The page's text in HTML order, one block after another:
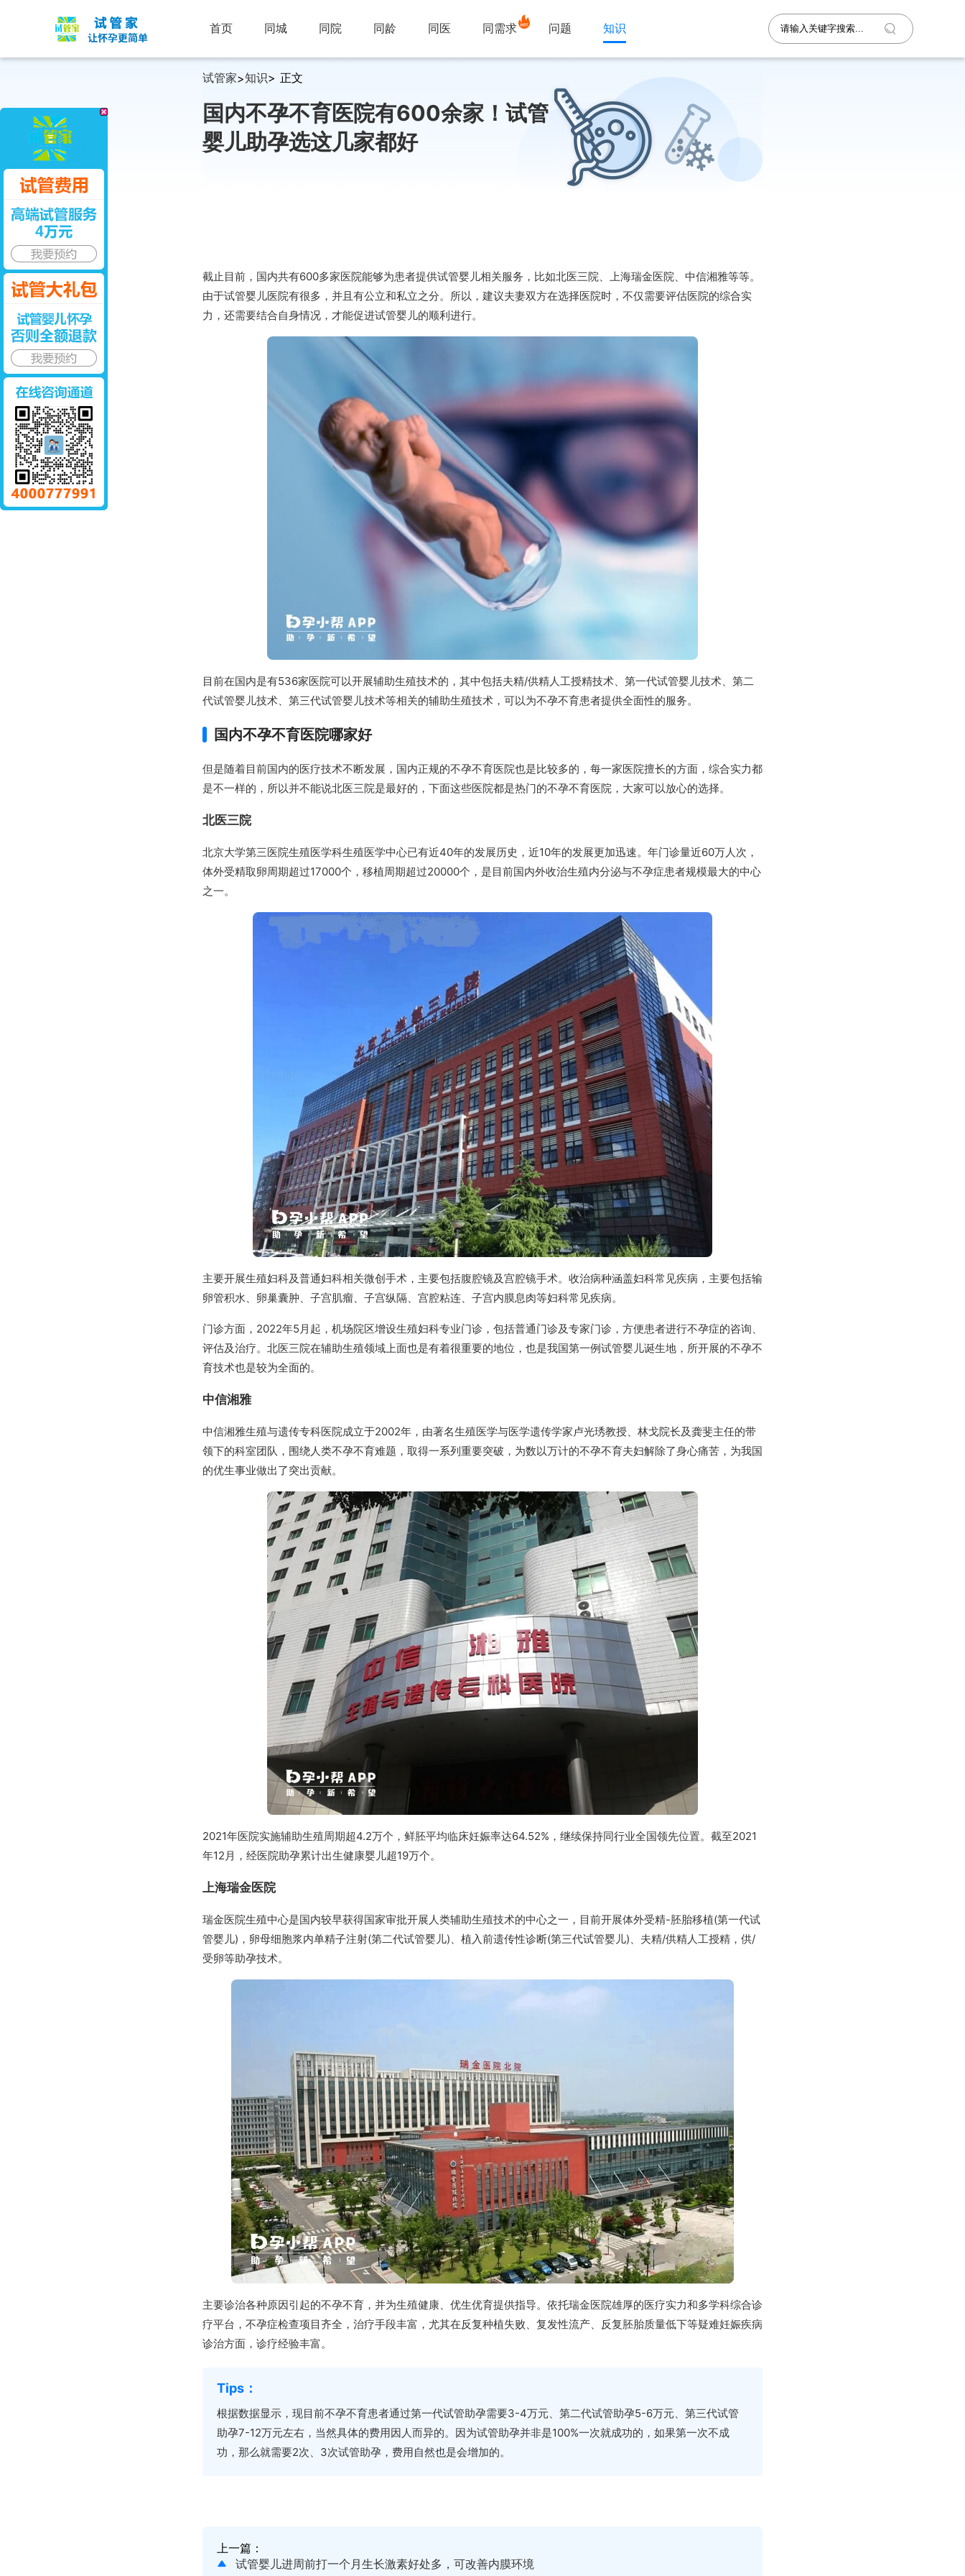
首页 同城 同院 同龄 同医 同需求 问题 知识
试管家>知识> 正文
国内不孕不育医院有600余家！试管
婴儿助孕选这几家都好
截止目前，国内共有600多家医院能够为患者提供试管婴儿相关服务，比如北医三院、上海瑞金医院、中信湘雅等等。
由于试管婴儿医院有很多，并且有公立和私立之分。所以，建议夫妻双方在选择医院时，不仅需要评估医院的综合实
力，还需要结合自身情况，才能促进试管婴儿的顺利进行。
目前在国内是有536家医院可以开展辅助生殖技术的，其中包括夫精/供精人工授精技术、第一代试管婴儿技术、第二
代试管婴儿技术、第三代试管婴儿技术等相关的辅助生殖技术，可以为不孕不育患者提供全面性的服务。
国内不孕不育医院哪家好
但是随着目前国内的医疗技术不断发展，国内正规的不孕不育医院也是比较多的，每一家医院擅长的方面，综合实力都
是不一样的，所以并不能说北医三院是最好的，下面这些医院都是热门的不孕不育医院，大家可以放心的选择。
北医三院
北京大学第三医院生殖医学科生殖医学中心已有近40年的发展历史，近10年的发展更加迅速。年门诊量近60万人次，
体外受精取卵周期超过17000个，移植周期超过20000个，是目前国内外收治生殖内分泌与不孕症患者规模最大的中心
之一。
主要开展生殖妇科及普通妇科相关微创手术，主要包括腹腔镜及宫腔镜手术。收治病种涵盖妇科常见疾病，主要包括输
卵管积水、卵巢囊肿、子宫肌瘤、子宫纵隔、宫腔粘连、子宫内膜息肉等妇科常见疾病。
门诊方面，2022年5月起，机场院区增设生殖妇科专业门诊，包括普通门诊及专家门诊，方便患者进行不孕症的咨询、
评估及治疗。北医三院在辅助生殖领域上面也是有着很重要的地位，也是我国第一例试管婴儿诞生地，所开展的不孕不
育技术也是较为全面的。
中信湘雅
中信湘雅生殖与遗传专科医院成立于2002年，由著名生殖医学与医学遗传学家卢光琇教授、林戈院长及龚斐主任的带
领下的科室团队，围绕人类不孕不育难题，取得一系列重要突破，为数以万计的不孕不育夫妇解除了身心痛苦，为我国
的优生事业做出了突出贡献。
2021年医院实施辅助生殖周期超4.2万个，鲜胚平均临床妊娠率达64.52%，继续保持同行业全国领先位置。截至2021
年12月，经医院助孕累计出生健康婴儿超19万个。
上海瑞金医院
瑞金医院生殖中心是国内较早获得国家审批开展人类辅助生殖技术的中心之一，目前开展体外受精-胚胎移植(第一代试
管婴儿)，卵母细胞浆内单精子注射(第二代试管婴儿)、植入前遗传性诊断(第三代试管婴儿)、夫精/供精人工授精，供/
受卵等助孕技术。
主要诊治各种原因引起的不孕不育，并为生殖健康、优生优育提供指导。依托瑞金医院雄厚的医疗实力和多学科综合诊
疗平台，不孕症检查项目齐全，治疗手段丰富，尤其在反复种植失败、复发性流产、反复胚胎质量低下等疑难妊娠疾病
诊治方面，诊疗经验丰富。
根据数据显示，现目前不孕不育患者通过第一代试管助孕需要3-4万元、第二代试管助孕5-6万元、第三代试管
助孕7-12万元左右，当然具体的费用因人而异的。因为试管助孕并非是100%一次就成功的，如果第一次不成
功，那么就需要2次、3次试管助孕，费用自然也是会增加的。
上一篇：
试管婴儿进周前打一个月生长激素好处多，可改善内膜环境